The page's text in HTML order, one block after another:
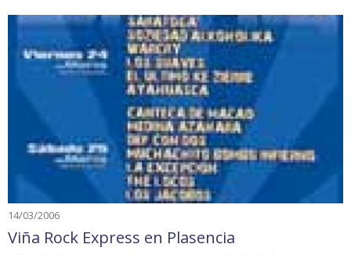
14/03/2006
Viña Rock Express en Plasencia